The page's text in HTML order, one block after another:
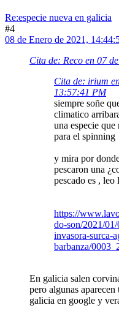
Re:especie nueva en galicia
#4
08 de Enero de 2021,
Cita de: Reco en 07
Cita de: irium
13:57:41 PM
siempre soñe
climatico
una especie
para el spinning
y mira por
pescaron una
pescado es ,
https://
do-son/2021/
invasora-surca-
barbanza/
En galicia salen
pero algunas
galicia en google y